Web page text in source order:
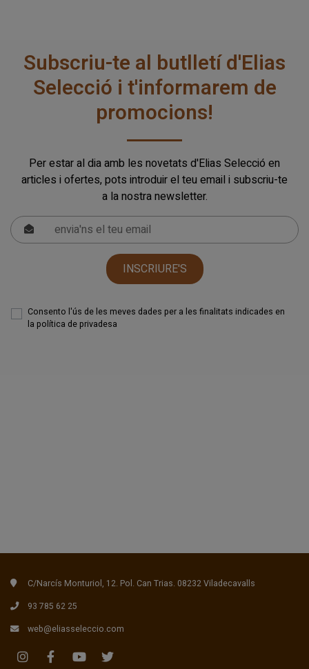
Subscriu-te al butlletí d'Elias
Selecció i t'informarem de
promocions!
Per estar al dia amb les novetats d'Elias Selecció en
articles i ofertes, pots introduir el teu email i subscriu-te
a la nostra newsletter.
INSCRIURE'S
Consento l'ús de les meves dades per a les finalitats indicades en
la política de privadesa
C/Narcís Monturiol, 12. Pol. Can Trias. 08232 Viladecavalls
93 785 62 25
web@eliasseleccio.com